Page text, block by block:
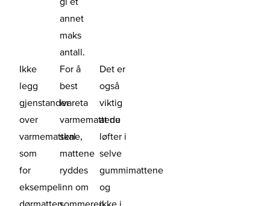
annet
maks
antall.
Ikke
legg
gjenstander
over
varmemattene,
som
for
eksempel
dørmatten.
For å
best
ivareta
varmemattene
skal
mattene
ryddes
inn om
sommeren
Det er
også
viktig
at du
løfter i
selve
gummimattene
og
ikke i